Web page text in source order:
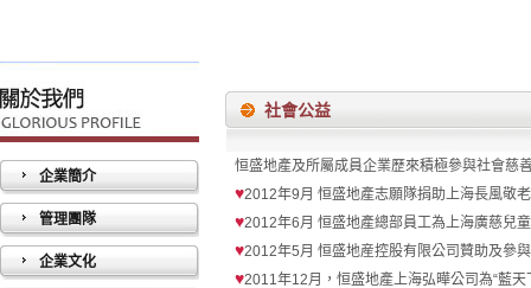
企業簡介
管理團隊
企業文化
社會公益
恒盛地產及所屬成員企業歷來積極參與社會慈
♥2012年9月 恒盛地產志願隊捐助上海長風敬
♥2012年6月 恒盛地產總部員工為上海廣慈兒
♥2012年5月 恒盛地産控股有限公司贊助及參
♥2011年12月，恒盛地產上海弘曄公司為“藍